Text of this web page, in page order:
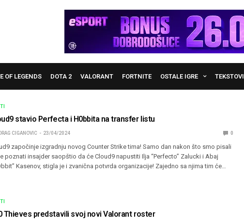
OF LEGENDS DOTA 2 VALORANT FORTNITE OSTALE IGRE TEKSTOVI
stavio Perfecta i H0bbita na transfer listu
CIGANOVIC 23/04/2024 0
započinje izgradnju novog Counter Strike tima! Samo dan nakon što smo pisali
poznati insajder saopštio da će Cloud9 napustiti Ilja “Perfecto” Zalucki i Abaj
Kasenov, stigla je i zvanična potvrda organizacije! Zajedno sa njima tim će…
Thieves predstavili svoj novi Valorant roster